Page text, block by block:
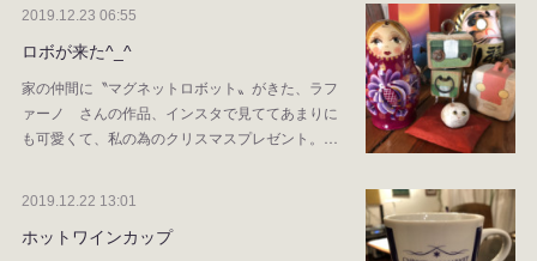
2019.12.23 06:55
ロボが来た^_^
家の仲間に〝マグネットロボット〟がきた、ラフ
ァーノ さんの作品、インスタで見ててあまりに
も可愛くて、私の為のクリスマスプレゼント。…
2019.12.22 13:01
ホットワインカップ